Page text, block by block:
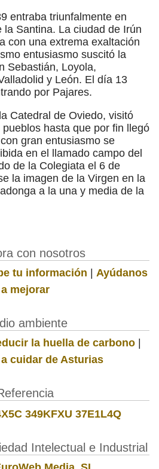
entraba triunfalmente en
la Santina. La ciudad de Irún
con una extrema exaltación
entusiasmo suscitó la
Sebastián, Loyola,
y León. El día 13
por Pajares.
Catedral de Oviedo, visitó
hasta que por fin llegó
gran entusiasmo se
en el llamado campo del
de la Colegiata el 6 de
la imagen de la Virgen en la
a la una y media de la
con nosotros
tu información | Ayúdanos
a mejorar
ambiente
la huella de carbono|
cuidar de Asturias
349KFXU 37E1L4Q
Intelectual e Industrial